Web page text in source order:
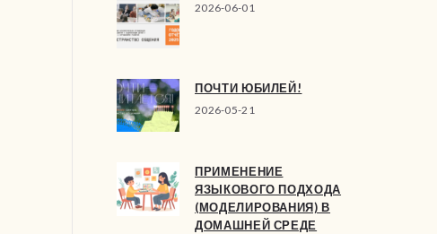
2026-06-01
ПОЧТИ ЮБИЛЕЙ!
2026-05-21
ПРИМЕНЕНИЕ
ЯЗЫКОВОГО ПОДХОДА
(МОДЕЛИРОВАНИЯ) В
ДОМАШНЕЙ СРЕДЕ